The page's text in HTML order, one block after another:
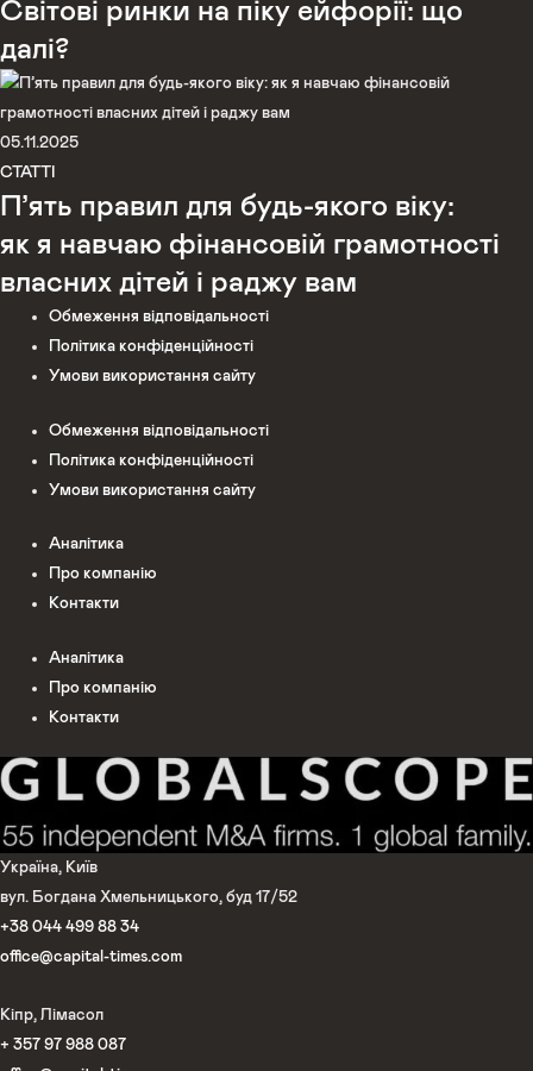
Світові ринки на піку ейфорії: що
далі?
05.11.2025
СТАТТІ
П’ять правил для будь-якого віку:
як я навчаю фінансовій грамотності
власних дітей і раджу вам
Обмеження відповідальності
Політика конфіденційності
Умови використання сайту
Обмеження відповідальності
Політика конфіденційності
Умови використання сайту
Аналітика
Про компанію
Контакти
Аналітика
Про компанію
Контакти
Україна, Київ
вул. Богдана Хмельницького, буд 17/52
+38 044 499 88 34
office@capital-times.com
Кіпр, Лімасол
+ 357 97 988 087